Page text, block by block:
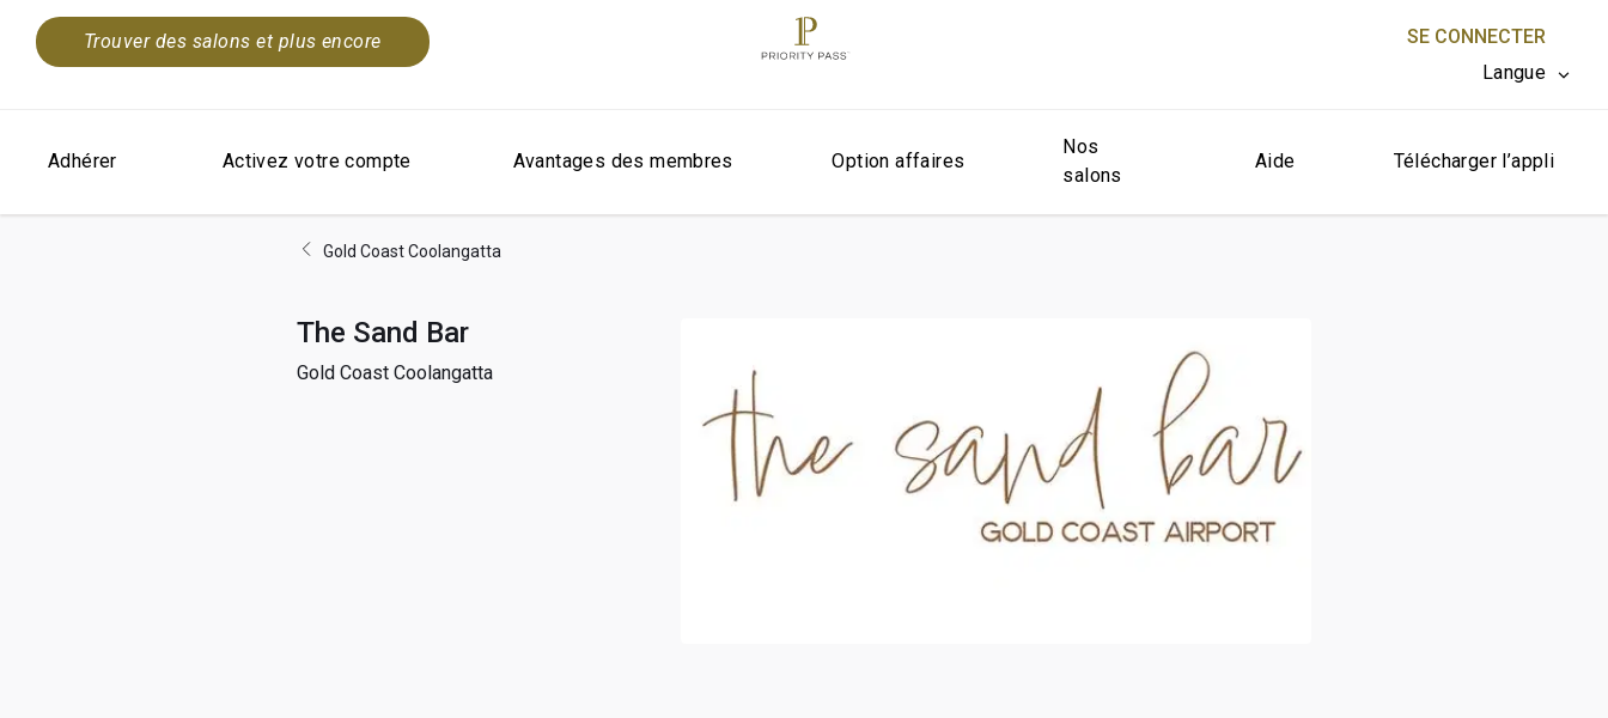
Trouver des salons et plus encore
SE CONNECTER
Langue
FERMER X
Adhérer Activez votre compte Avantages des membres Option affaires
Nos
salons
Aide Télécharger l’appli
Gold Coast Coolangatta
The Sand Bar
Gold Coast Coolangatta